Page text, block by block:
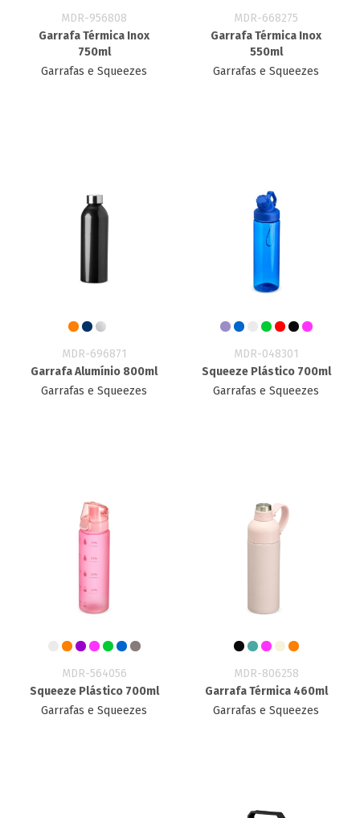
MDR-956808
Garrafa Térmica Inox
750ml
Garrafas e Squeezes
MDR-668275
Garrafa Térmica Inox
550ml
Garrafas e Squeezes
MDR-696871
Garrafa Alumínio 800ml
Garrafas e Squeezes
MDR-048301
Squeeze Plástico 700ml
Garrafas e Squeezes
MDR-564056
Squeeze Plástico 700ml
Garrafas e Squeezes
MDR-806258
Garrafa Térmica 460ml
Garrafas e Squeezes